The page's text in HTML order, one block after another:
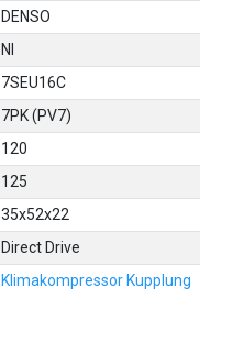
DENSO
NI
7SEU16C
7PK (PV7)
120
125
35x52x22
Direct Drive
Klimakompressor Kupplung